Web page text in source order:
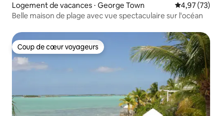
Logement de vacances ⋅ George Town Évaluation
4,97 (73)
Belle maison de plage avec vue spectaculaire sur l'océan
Coup de cœur voyageurs
Coup de cœur voyageurs